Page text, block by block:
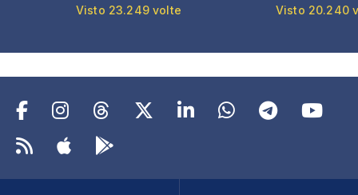
Visto 23.249 volte Visto 20.240